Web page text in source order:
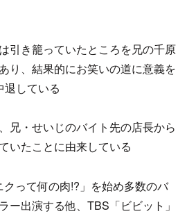
引き籠っていたところを兄の千原
り、結果的にお笑いの道に意義を
退している
兄・せいじのバイト先の店長から
いたことに由来している
クって何の肉!?」を始め多数のバ
ー出演する他、TBS「ビビット」